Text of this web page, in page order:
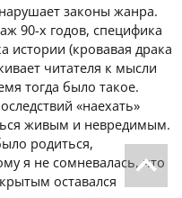
законы жанра.
90-х годов, специфика
истории (кровавая драка
читателя к мысли
тогда было такое.
«наехать»
живым и невредимым.
родиться,
я не сомневалась, что
оставался